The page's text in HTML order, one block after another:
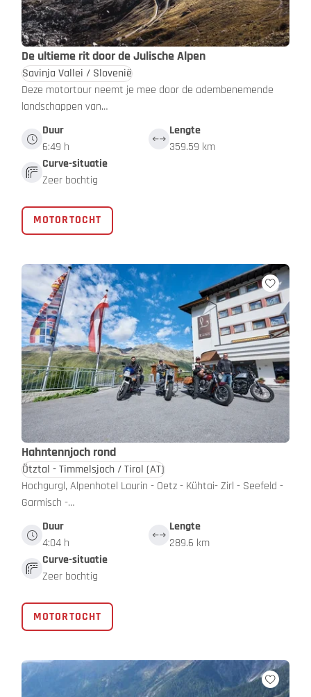
De ultieme rit door de Julische Alpen
Savinja Vallei / Slovenië
Deze motortour neemt je mee door de adembenemende
landschappen van…
Duur
6:49 h
Lengte
359.59 km
Curve-situatie
Zeer bochtig
MOTORTOCHT
Hahntennjoch rond
Ötztal - Timmelsjoch / Tirol (AT)
Hochgurgl, Alpenhotel Laurin - Oetz - Kühtai- Zirl - Seefeld -
Garmisch -…
Duur
4:04 h
Lengte
289.6 km
Curve-situatie
Zeer bochtig
MOTORTOCHT